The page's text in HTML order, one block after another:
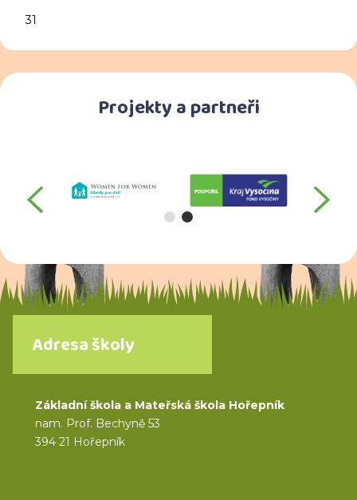
31
Projekty a partneři
předchozí
Adresa školy
Základní škola a Mateřská škola Hořepník
nam. Prof. Bechyně 53
394 21 Hořepník